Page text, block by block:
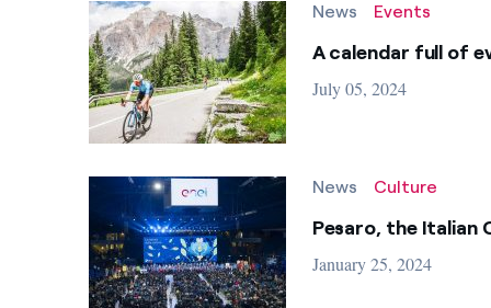
Events
Geothermal power
Market
Wind power
Smart meter
Lighting
News Events
A calendar full of
July 05, 2024
News Culture
Pesaro, the Italian
January 25, 2024